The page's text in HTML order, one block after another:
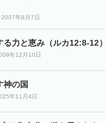
2007年8月7日
る力と恵み（ルカ12:8-12）
年12月10日
神の国
年11月4日